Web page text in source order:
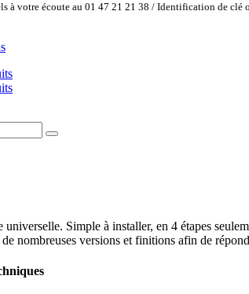
à votre écoute au 01 47 21 21 38 / Identification de clé
universelle. Simple à installer, en 4 étapes
nombreuses versions et finitions afin de